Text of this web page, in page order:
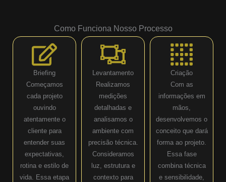
Como Funciona Nosso Processo
Briefing
Começamos
cada projeto
ouvindo
atentamente o
cliente para
entender suas
expectativas,
rotina e estilo de
vida. Essa etapa
Levantamento
Realizamos
medições
detalhadas e
analisamos o
ambiente com
precisão técnica.
Consideramos
luz, estrutura e
contexto para
Criação
Com as
informações em
mãos,
desenvolvemos o
conceito que dará
forma ao projeto.
Essa fase
combina técnica
e sensibilidade,